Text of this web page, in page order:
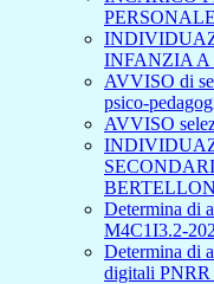
INFANZIA A
AVVISO di
psico-
AVVISO
Determina di
M4C1I3.2-
Determina di
digitali PNRR